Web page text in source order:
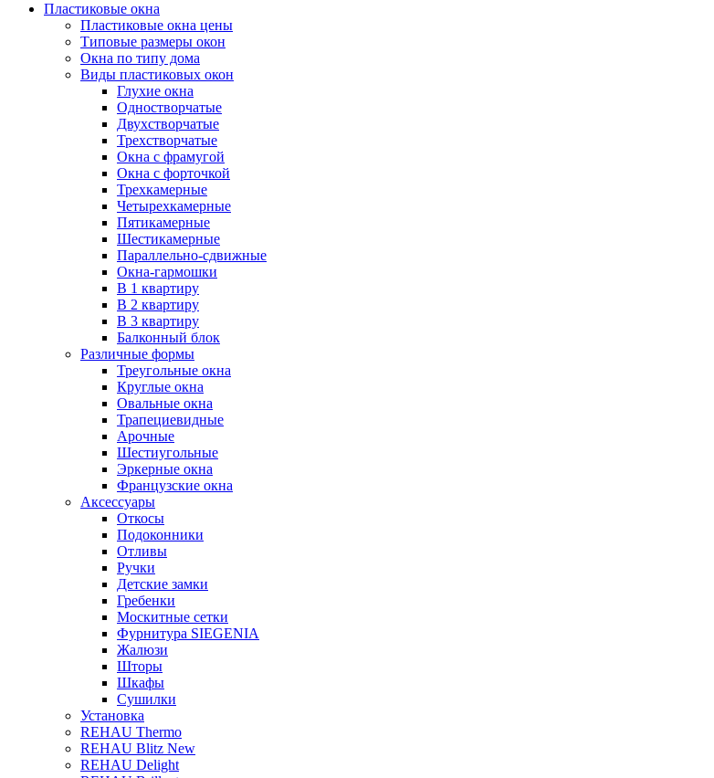
Пластиковые окна
Пластиковые окна цены
Типовые размеры окон
Окна по типу дома
Виды пластиковых окон
Глухие окна
Одностворчатые
Двухстворчатые
Трехстворчатые
Окна с фрамугой
Окна с форточкой
Трехкамерные
Четырехкамерные
Пятикамерные
Шестикамерные
Параллельно-сдвижные
Окна-гармошки
В 1 квартиру
В 2 квартиру
В 3 квартиру
Балконный блок
Различные формы
Треугольные окна
Круглые окна
Овальные окна
Трапециевидные
Арочные
Шестиугольные
Эркерные окна
Французские окна
Аксессуары
Откосы
Подоконники
Отливы
Ручки
Детские замки
Гребенки
Москитные сетки
Фурнитура SIEGENIA
Жалюзи
Шторы
Шкафы
Сушилки
Установка
REHAU Thermo
REHAU Blitz New
REHAU Delight